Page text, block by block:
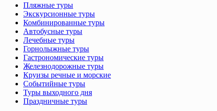
Пляжные туры
Экскурсионные туры
Комбинированные туры
Автобусные туры
Лечебные туры
Горнолыжные туры
Гастрономические туры
Железнодорожные туры
Круизы речные и морские
Событийные туры
Туры выходного дня
Праздничные туры